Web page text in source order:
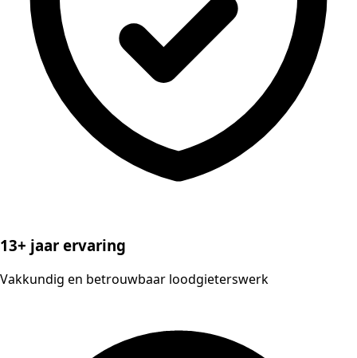
13+ jaar ervaring
Vakkundig en betrouwbaar loodgieterswerk